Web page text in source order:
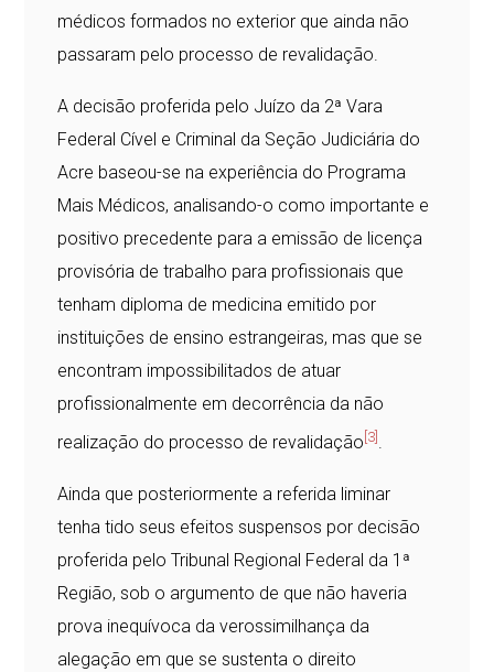
médicos formados no exterior que ainda não
passaram pelo processo de revalidação.
A decisão proferida pelo Juízo da 2ª Vara
Federal Cível e Criminal da Seção Judiciária do
Acre baseou-se na experiência do Programa
Mais Médicos, analisando-o como importante e
positivo precedente para a emissão de licença
provisória de trabalho para profissionais que
tenham diploma de medicina emitido por
instituições de ensino estrangeiras, mas que se
encontram impossibilitados de atuar
profissionalmente em decorrência da não
realização do processo de revalidação [3] .
Ainda que posteriormente a referida liminar
tenha tido seus efeitos suspensos por decisão
proferida pelo Tribunal Regional Federal da 1ª
Região, sob o argumento de que não haveria
prova inequívoca da verossimilhança da
alegação em que se sustenta o direito